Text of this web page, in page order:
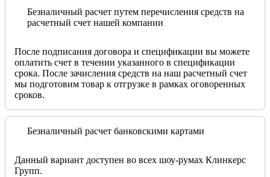
Безналичный расчет путем перечисления средств на
расчетный счет нашей компании
После подписания договора и спецификации вы можете
оплатить счет в течении указанного в спецификации
срока. После зачисления средств на наш расчетный счет
мы подготовим товар к отгрузке в рамках оговоренных
сроков.
Безналичный расчет банковскими картами
Данный вариант доступен во всех шоу-румах Клинкерс
Групп.